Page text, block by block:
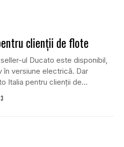
clienții de flote
ul Ducato este disponibil,
în versiune electrică. Dar
Italia pentru clienții de...